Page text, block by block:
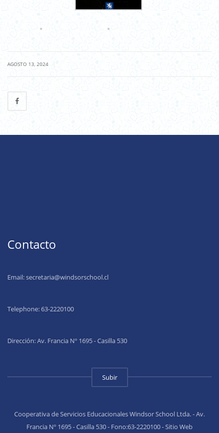
AGOSTO 13, 2024
Contacto
Email:secretaria@windsorschool.cl
Telephone: 63-2220100
Dirección: Av. Francia Nº 1695 - Casilla 530
Subir
Cooperativa de Servicios Educacionales Windsor School Ltda. - Av.
Francia Nº 1695 - Casilla 530 - Fono:63-2220100 - Sitio Web